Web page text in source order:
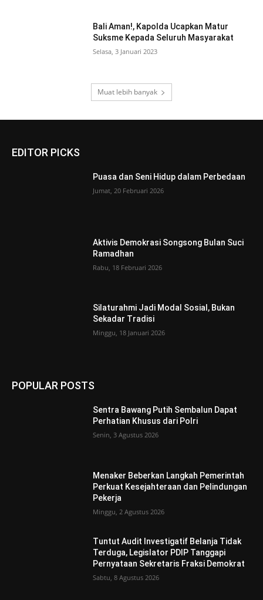
Bali Aman!, Kapolda Ucapkan Matur
Suksme Kepada Seluruh Masyarakat
Selasa, 3 Januari 2023
Muat lebih banyak
EDITOR PICKS
Puasa dan Seni Hidup dalam Perbedaan
Jumat, 20 Februari 2026
Aktivis Demokrasi Songsong Bulan Suci
Ramadhan
Rabu, 18 Februari 2026
Silaturahmi Jadi Modal Sosial, Bukan
Sekadar Tradisi
Minggu, 18 Januari 2026
POPULAR POSTS
Sentra Bawang Putih Sembalun Dapat
Perhatian Khusus dari Polri
Senin, 3 Agustus 2026
Menaker Beberkan Langkah Pemerintah
Perkuat Kesejahteraan dan Pelindungan
Pekerja
Minggu, 2 Agustus 2026
Tuntut Audit Investigatif Belanja Tidak
Terduga, Legislator PDIP Tanggapi
Pernyataan Sekretaris Fraksi Demokrat
Sabtu, 8 Agustus 2026